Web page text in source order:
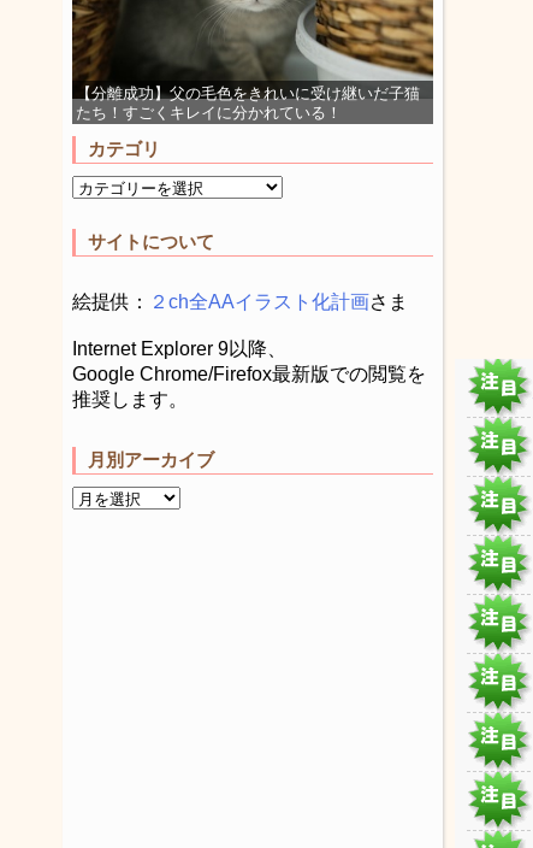
【分離成功】父の毛色をきれいに受け継いだ子猫
たち！すごくキレイに分かれている！
カテゴリ
サイトについて
絵提供： ２ch全AAイラスト化計画さま
Internet Explorer 9以降、
Google Chrome/Firefox最新版での閲覧を
推奨します。
月別アーカイブ